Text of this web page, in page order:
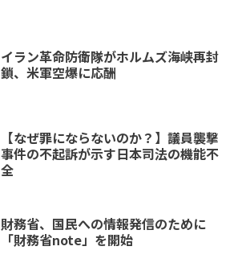
イラン革命防衛隊がホルムズ海峡再封
鎖、米軍空爆に応酬
【なぜ罪にならないのか？】議員襲撃
事件の不起訴が示す日本司法の機能不
全
財務省、国民への情報発信のために
「財務省note」を開始